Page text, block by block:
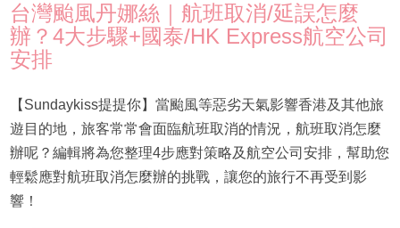
台灣颱風丹娜絲｜航班取消/延誤怎麼
辦？4大步驟+國泰/HK Express航空公司
安排
【Sundaykiss提提你】當颱風等惡劣天氣影響香港及其他旅
遊目的地，旅客常常會面臨航班取消的情況，航班取消怎麼
辦呢？編輯將為您整理4步應對策略及航空公司安排，幫助您
輕鬆應對航班取消怎麼辦的挑戰，讓您的旅行不再受到影
響！